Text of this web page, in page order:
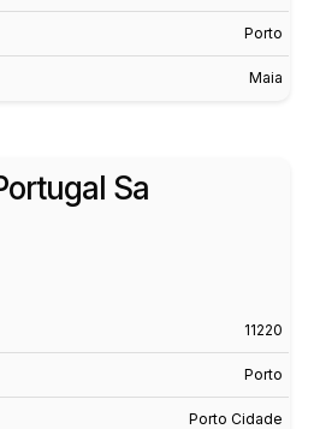
Porto
Maia
Sa
11220
Porto
Porto Cidade